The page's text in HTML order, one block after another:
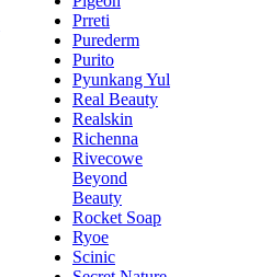
Prreti
Purederm
Purito
Pyunkang Yul
Real Beauty
Realskin
Richenna
Rivecowe
Beyond
Beauty
Rocket Soap
Ryoe
Scinic